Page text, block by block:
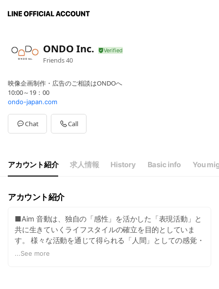
ONDO Inc.
Friends40
映像企画制作・広告のご相談はONDOへ
10:00～19：00
ondo-japan.com
Chat Call
アカウント紹介 求人情報 History Basic info You
アカウント紹介
■Aim 音動は、独自の「感性」を活かした「表現活動」と
共に生きていくライフスタイルの確立を目的としていま
す。 様々な活動を通じて得られる「人間」としての感覚・
認識を基に、個々が可能性を追求する環境・文化として、
...See more